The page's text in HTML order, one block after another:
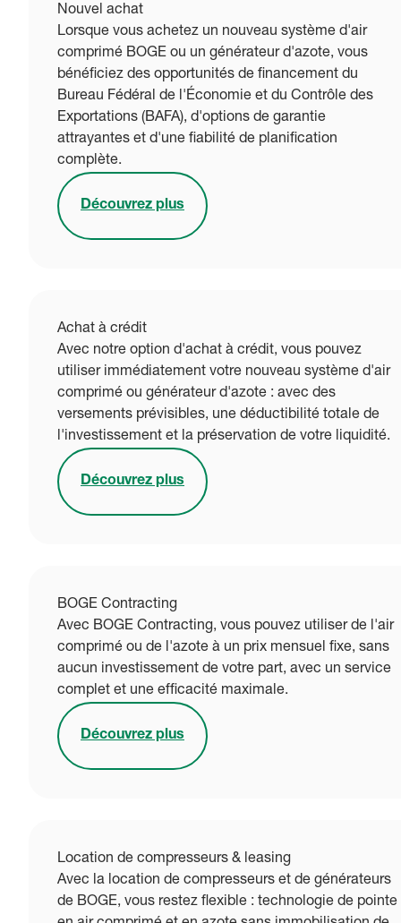
Nouvel achat
Lorsque vous achetez un nouveau système d'air
comprimé BOGE ou un générateur d'azote, vous
bénéficiez des opportunités de financement du
Bureau Fédéral de l'Économie et du Contrôle des
Exportations (BAFA), d'options de garantie
attrayantes et d'une fiabilité de planification
complète.
Découvrez plus
Achat à crédit
Avec notre option d'achat à crédit, vous pouvez
utiliser immédiatement votre nouveau système d'air
comprimé ou générateur d'azote : avec des
versements prévisibles, une déductibilité totale de
l'investissement et la préservation de votre liquidité.
Découvrez plus
BOGE Contracting
Avec BOGE Contracting, vous pouvez utiliser de l'air
comprimé ou de l'azote à un prix mensuel fixe, sans
aucun investissement de votre part, avec un service
complet et une efficacité maximale.
Découvrez plus
Location de compresseurs & leasing
Avec la location de compresseurs et de générateurs
de BOGE, vous restez flexible : technologie de pointe